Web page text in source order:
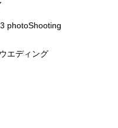
photoShooting
エディング